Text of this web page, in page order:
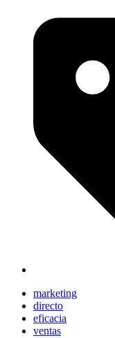
marketing
directo
eficacia
ventas